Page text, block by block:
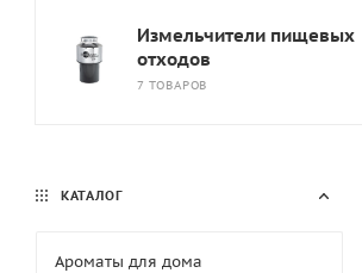
Измельчители пищевых
отходов
7 ТОВАРОВ
КАТАЛОГ
Ароматы для дома